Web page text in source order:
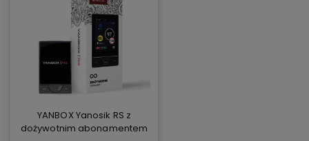
YANBOX Yanosik RS z
dożywotnim abonamentem